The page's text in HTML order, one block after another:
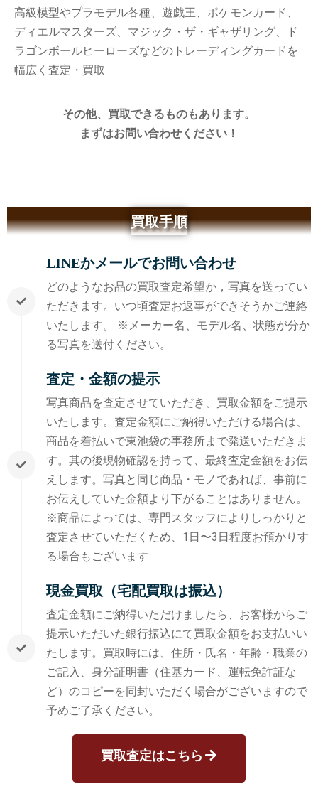
高級模型やプラモデル各種、遊戯王、ポケモンカード、
ディエルマスターズ、マジック・ザ・ギャザリング、ド
ラゴンボールヒーローズなどのトレーディングカードを
幅広く査定・買取
その他、買取できるものもあります。
まずはお問い合わせください！
買取手順
LINEかメールでお問い合わせ
どのようなお品の買取査定希望か，写真を送ってい
ただきます。いつ頃査定お返事ができそうかご連絡
いたします。 ※メーカー名、モデル名、状態が分か
る写真を送付ください。
査定・金額の提示
写真商品を査定させていただき、買取金額をご提示
いたします。査定金額にご納得いただける場合は、
商品を着払いで東池袋の事務所まで発送いただきま
す。其の後現物確認を持って、最終査定金額をお伝
えします。写真と同じ商品・モノであれば、事前に
お伝えしていた金額より下がることはありません。
※商品によっては、専門スタッフによりしっかりと
査定させていただくため、1日〜3日程度お預かりす
る場合もございます
現金買取（宅配買取は振込）
査定金額にご納得いただけましたら、お客様からご
提示いただいた銀行振込にて買取金額をお支払いい
たします。買取時には、住所・氏名・年齢・職業の
ご記入、身分証明書（住基カード、運転免許証な
ど）のコピーを同封いただく場合がございますので
予めご了承ください。
買取査定はこちら